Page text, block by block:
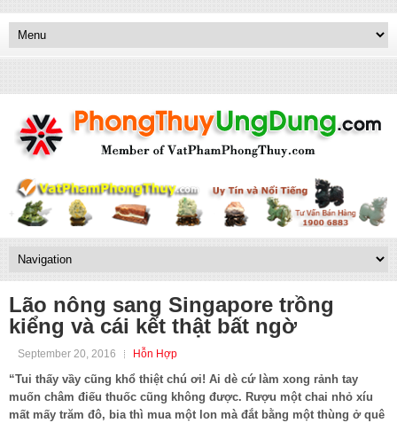
Lão nông sang Singapore trồng
kiểng và cái kết thật bất ngờ
September 20, 2016 Hỗn Hợp
“Tui thấy vầy cũng khổ thiệt chú ơi! Ai dè cứ làm xong rảnh tay
muốn châm điếu thuốc cũng không được. Rượu một chai nhỏ xíu
mất mấy trăm đô, bia thì mua một lon mà đắt bằng một thùng ở quê